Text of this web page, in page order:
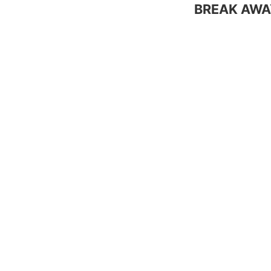
BREAK